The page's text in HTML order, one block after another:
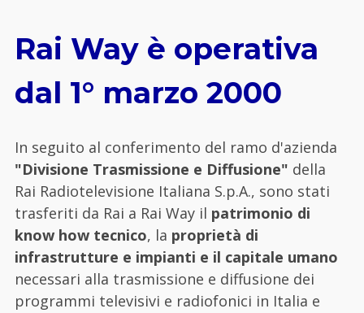
Rai Way è operativa
dal 1° marzo 2000
In seguito al conferimento del ramo d'azienda
"Divisione Trasmissione e Diffusione" della
Rai Radiotelevisione Italiana S.p.A., sono stati
trasferiti da Rai a Rai Way il patrimonio di
know how tecnico, la proprietà di
infrastrutture e impianti e il capitale umano
necessari alla trasmissione e diffusione dei
programmi televisivi e radiofonici in Italia e